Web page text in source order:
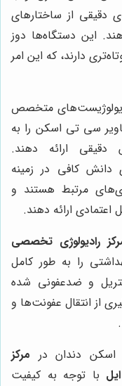
دقیقی از ساختارهای
این دستگاه‌ها دوز
دارند، که این امر
متخصص
سی تی اسکن را به
ارائه دهند.
دانش کافی در زمینه
مرتبط هستند و
ارائه دهند.
رادیولوژی تخصصی
را به طور کامل
و ضدعفونی شده
از انتقال عفونت‌ها و
دندان در مرکز
با توجه به کیفیت